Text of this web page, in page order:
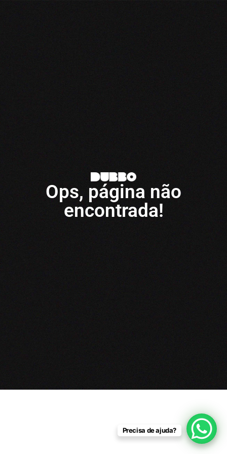
Ops, página não
encontrada!
Precisa de ajuda?